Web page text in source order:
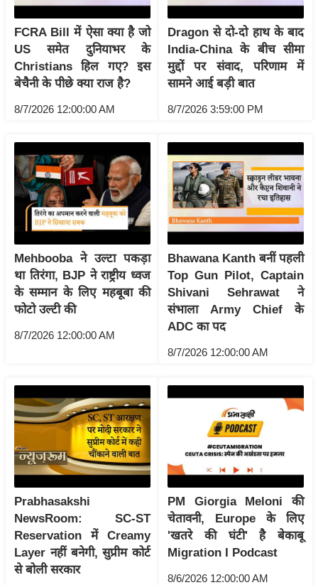
ल
बे
मि
सा
ख्सि
य
त
यं
डि
या
सा
हि
त्य
त
ऑ
टो
व
र्ल्ड
न्यू
ज
ब्री
फ
म
FCRA Bill में ऐसा क्या है जो
US समेत दुनियाभर के
Christians हिल गए? इस
बेचैनी के पीछे क्या राज है?
8/7/2026 12:00:00 AM
Dragon से दो-दो हाथ के बाद
India-China के बीच सीमा
मुद्दों पर संवाद, परिणाम में
सामने आई बड़ी बात
8/7/2026 3:59:00 PM
Mehbooba ने उल्टा पकड़ा
था तिरंगा, BJP ने राष्ट्रीय ध्वज
के सम्मान के लिए महबूबा की
फोटो उल्टी की
8/7/2026 12:00:00 AM
Bhawana Kanth बनीं पहली
Top Gun Pilot, Captain
Shivani Sehrawat ने
संभाला Army Chief के
ADC का पद
8/7/2026 12:00:00 AM
Prabhasakshi
NewsRoom: SC-ST
Reservation में Creamy
Layer नहीं बनेगी, सुप्रीम कोर्ट
से बोली सरकार
PM Giorgia Meloni की
चेतावनी, Europe के लिए
'खतरे की घंटी' है बेकाबू
Migration I Podcast
8/6/2026 12:00:00 AM